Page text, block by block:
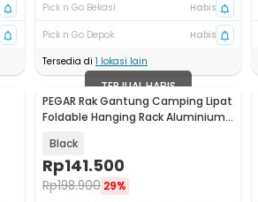
Pick n Go Bekasi
Habis
Pick n Go Depok
Habis
Tersedia di 1 lokasi lain
TERJUAL HABIS
PEGAR Rak Gantung Camping Lipat
Foldable Hanging Rack Aluminium
Black
Rp141.500
Rp198.900 29%